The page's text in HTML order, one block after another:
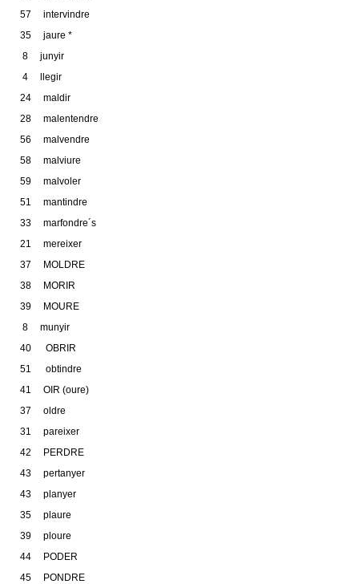
57 intervindre
35 jaure *
8 junyir
4 llegir
24 maldir
28 malentendre
56 malvendre
58 malviure
59 malvoler
51 mantindre
33 marfondre´s
21 mereixer
37 MOLDRE
38 MORIR
39 MOURE
8 munyir
40 OBRIR
51 obtindre
41 OIR (oure)
37 oldre
31 pareixer
42 PERDRE
43 pertanyer
43 planyer
35 plaure
39 ploure
44 PODER
45 PONDRE